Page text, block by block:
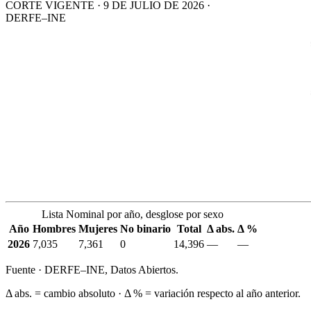
CORTE VIGENTE · 9 DE JULIO DE 2026 ·
DERFE–INE
Lista Nominal por año, desglose por sexo
Año Hombres Mujeres No binario Total Δ abs. Δ %
2026 7,035 7,361 0 14,396 — —
Fuente · DERFE–INE, Datos Abiertos.
Δ abs. = cambio absoluto · Δ % = variación respecto al año anterior.